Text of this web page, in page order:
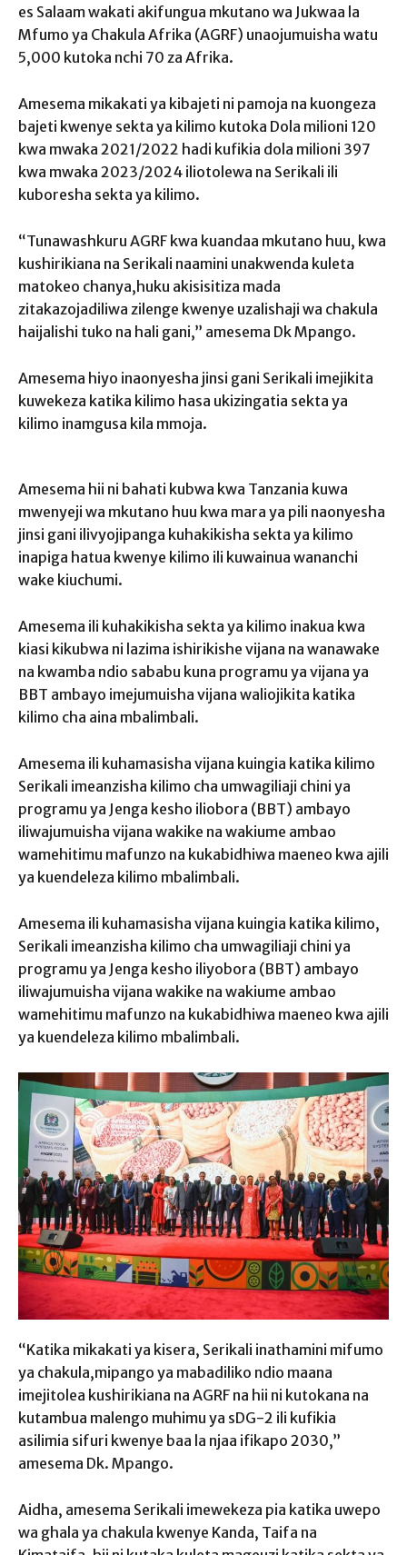
es Salaam wakati akifungua mkutano wa Jukwaa la
Mfumo ya Chakula Afrika (AGRF) unaojumuisha watu
5,000 kutoka nchi 70 za Afrika.
Amesema mikakati ya kibajeti ni pamoja na kuongeza
bajeti kwenye sekta ya kilimo kutoka Dola milioni 120
kwa mwaka 2021/2022 hadi kufikia dola milioni 397
kwa mwaka 2023/2024 iliotolewa na Serikali ili
kuboresha sekta ya kilimo.
“Tunawashkuru AGRF kwa kuandaa mkutano huu, kwa
kushirikiana na Serikali naamini unakwenda kuleta
matokeo chanya,huku akisisitiza mada
zitakazojadiliwa zilenge kwenye uzalishaji wa chakula
haijalishi tuko na hali gani,” amesema Dk Mpango.
Amesema hiyo inaonyesha jinsi gani Serikali imejikita
kuwekeza katika kilimo hasa ukizingatia sekta ya
kilimo inamgusa kila mmoja.
Amesema hii ni bahati kubwa kwa Tanzania kuwa
mwenyeji wa mkutano huu kwa mara ya pili naonyesha
jinsi gani ilivyojipanga kuhakikisha sekta ya kilimo
inapiga hatua kwenye kilimo ili kuwainua wananchi
wake kiuchumi.
Amesema ili kuhakikisha sekta ya kilimo inakua kwa
kiasi kikubwa ni lazima ishirikishe vijana na wanawake
na kwamba ndio sababu kuna programu ya vijana ya
BBT ambayo imejumuisha vijana waliojikita katika
kilimo cha aina mbalimbali.
Amesema ili kuhamasisha vijana kuingia katika kilimo
Serikali imeanzisha kilimo cha umwagiliaji chini ya
programu ya Jenga kesho iliobora (BBT) ambayo
iliwajumuisha vijana wakike na wakiume ambao
wamehitimu mafunzo na kukabidhiwa maeneo kwa ajili
ya kuendeleza kilimo mbalimbali.
Amesema ili kuhamasisha vijana kuingia katika kilimo,
Serikali imeanzisha kilimo cha umwagiliaji chini ya
programu ya Jenga kesho iliyobora (BBT) ambayo
iliwajumuisha vijana wakike na wakiume ambao
wamehitimu mafunzo na kukabidhiwa maeneo kwa ajili
ya kuendeleza kilimo mbalimbali.
“Katika mikakati ya kisera, Serikali inathamini mifumo
ya chakula,mipango ya mabadiliko ndio maana
imejitolea kushirikiana na AGRF na hii ni kutokana na
kutambua malengo muhimu ya sDG-2 ili kufikia
asilimia sifuri kwenye baa la njaa ifikapo 2030,”
amesema Dk. Mpango.
Aidha, amesema Serikali imewekeza pia katika uwepo
wa ghala ya chakula kwenye Kanda, Taifa na